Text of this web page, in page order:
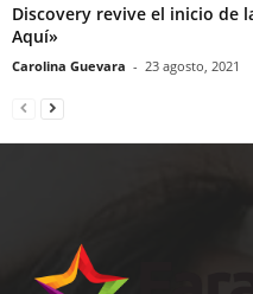
Discovery revive el inicio de
Aquí»
Carolina Guevara - 23 agosto, 2021